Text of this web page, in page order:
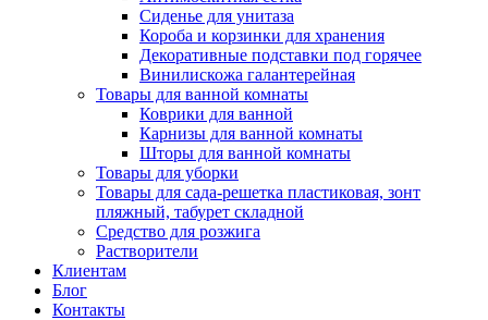
Сиденье для унитаза
Короба и корзинки для хранения
Декоративные подставки под горячее
Винилискожа галантерейная
Товары для ванной комнаты
Коврики для ванной
Карнизы для ванной комнаты
Шторы для ванной комнаты
Товары для уборки
Товары для сада-решетка пластиковая, зонт
пляжный, табурет складной
Средство для розжига
Растворители
Клиентам
Блог
Контакты